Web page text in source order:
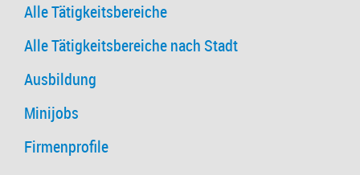
Alle Tätigkeitsbereiche
Alle Tätigkeitsbereiche nach Stadt
Ausbildung
Minijobs
Firmenprofile